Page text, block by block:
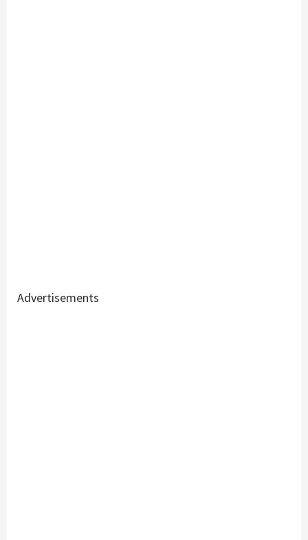
Advertisements